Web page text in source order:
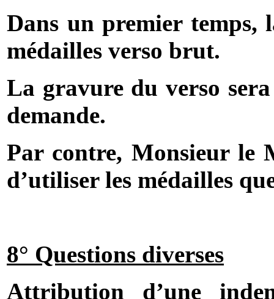
Dans un premier temps,
médailles verso brut.
La gravure du verso
demande.
Par contre, Monsieur le
d’utiliser les médailles
8° Questions diverses
Attribution d’une